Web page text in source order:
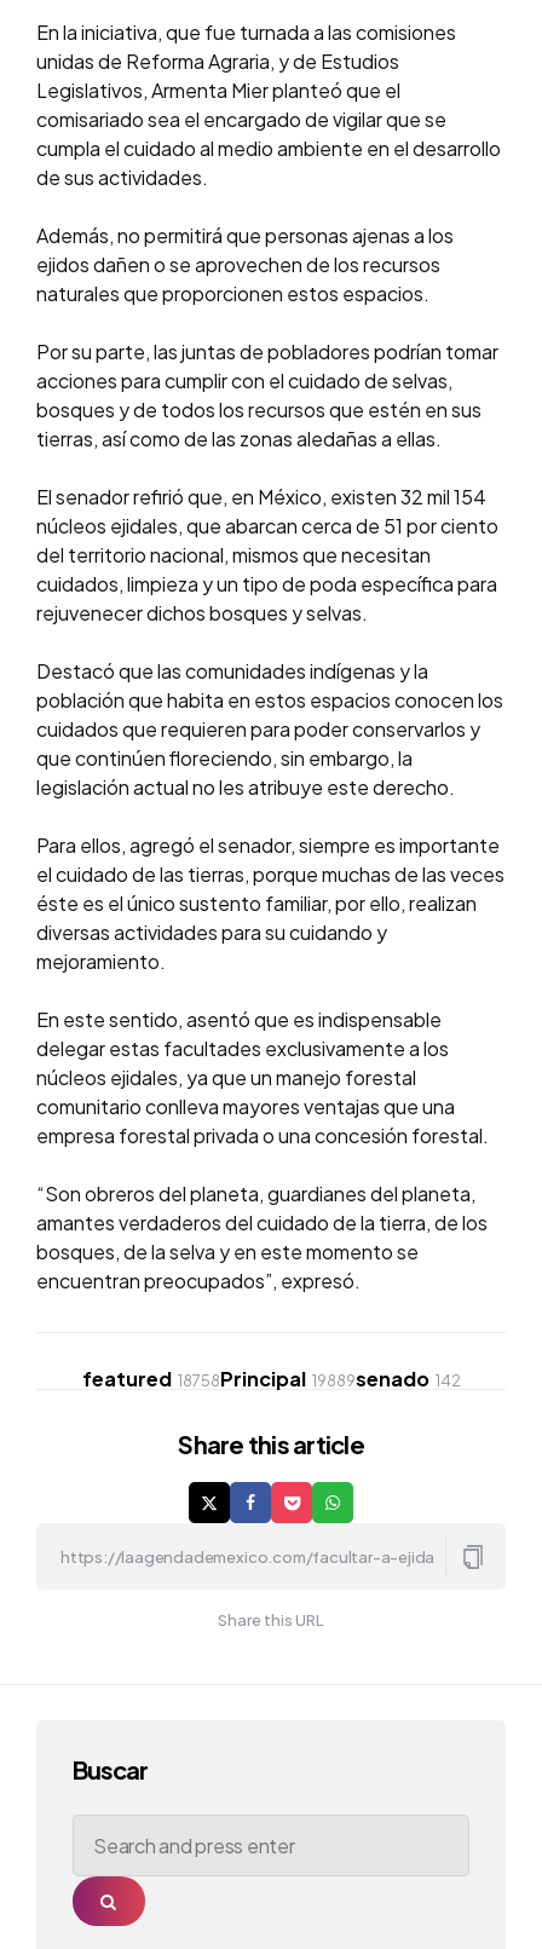
En la iniciativa, que fue turnada a las comisiones
unidas de Reforma Agraria, y de Estudios
Legislativos, Armenta Mier planteó que el
comisariado sea el encargado de vigilar que se
cumpla el cuidado al medio ambiente en el desarrollo
de sus actividades.
Además, no permitirá que personas ajenas a los
ejidos dañen o se aprovechen de los recursos
naturales que proporcionen estos espacios.
Por su parte, las juntas de pobladores podrían tomar
acciones para cumplir con el cuidado de selvas,
bosques y de todos los recursos que estén en sus
tierras, así como de las zonas aledañas a ellas.
El senador refirió que, en México, existen 32 mil 154
núcleos ejidales, que abarcan cerca de 51 por ciento
del territorio nacional, mismos que necesitan
cuidados, limpieza y un tipo de poda específica para
rejuvenecer dichos bosques y selvas.
Destacó que las comunidades indígenas y la
población que habita en estos espacios conocen los
cuidados que requieren para poder conservarlos y
que continúen floreciendo, sin embargo, la
legislación actual no les atribuye este derecho.
Para ellos, agregó el senador, siempre es importante
el cuidado de las tierras, porque muchas de las veces
éste es el único sustento familiar, por ello, realizan
diversas actividades para su cuidando y
mejoramiento.
En este sentido, asentó que es indispensable
delegar estas facultades exclusivamente a los
núcleos ejidales, ya que un manejo forestal
comunitario conlleva mayores ventajas que una
empresa forestal privada o una concesión forestal.
“Son obreros del planeta, guardianes del planeta,
amantes verdaderos del cuidado de la tierra, de los
bosques, de la selva y en este momento se
encuentran preocupados”, expresó.
featured 18758Principal 19889senado 142
Share this article
Share this URL
Buscar
Search
for:
Search